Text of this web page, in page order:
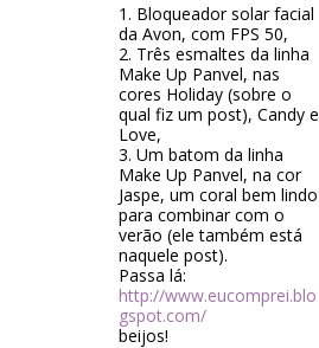
1. Bloqueador solar facial
da Avon, com FPS 50,
2. Três esmaltes da linha
Make Up Panvel, nas
cores Holiday (sobre o
qual fiz um post), Candy e
Love,
3. Um batom da linha
Make Up Panvel, na cor
Jaspe, um coral bem lindo
para combinar com o
verão (ele também está
naquele post).
Passa lá:
http://www.eucomprei.blo
gspot.com/
beijos!